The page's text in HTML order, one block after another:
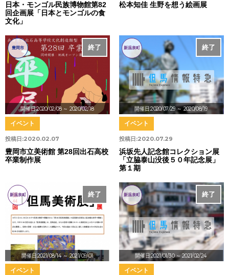
日本・モンゴル民族博物館第82
回企画展「日本とモンゴルの食
文化」
松本知佳 生野を想う絵画展
開催日:2020/02/08 ～ 2020/02/18
終了
豊岡市
投稿日:2020.02.07
イベント
豊岡市立美術館 第28回出石高校
卒業制作展
開催日:2020/07/29 ～ 2020/08/19
終了
新温泉町
投稿日:2020.07.29
イベント
浜坂先人記念館コレクション展
「立脇泰山没後５０年記念展」
第１期
開催日:2021/08/14 ～ 2021/09/01
終了
新温泉町
イベント
開催日:2021/01/30～ 2021/02/24
終了
新温泉町
イベント